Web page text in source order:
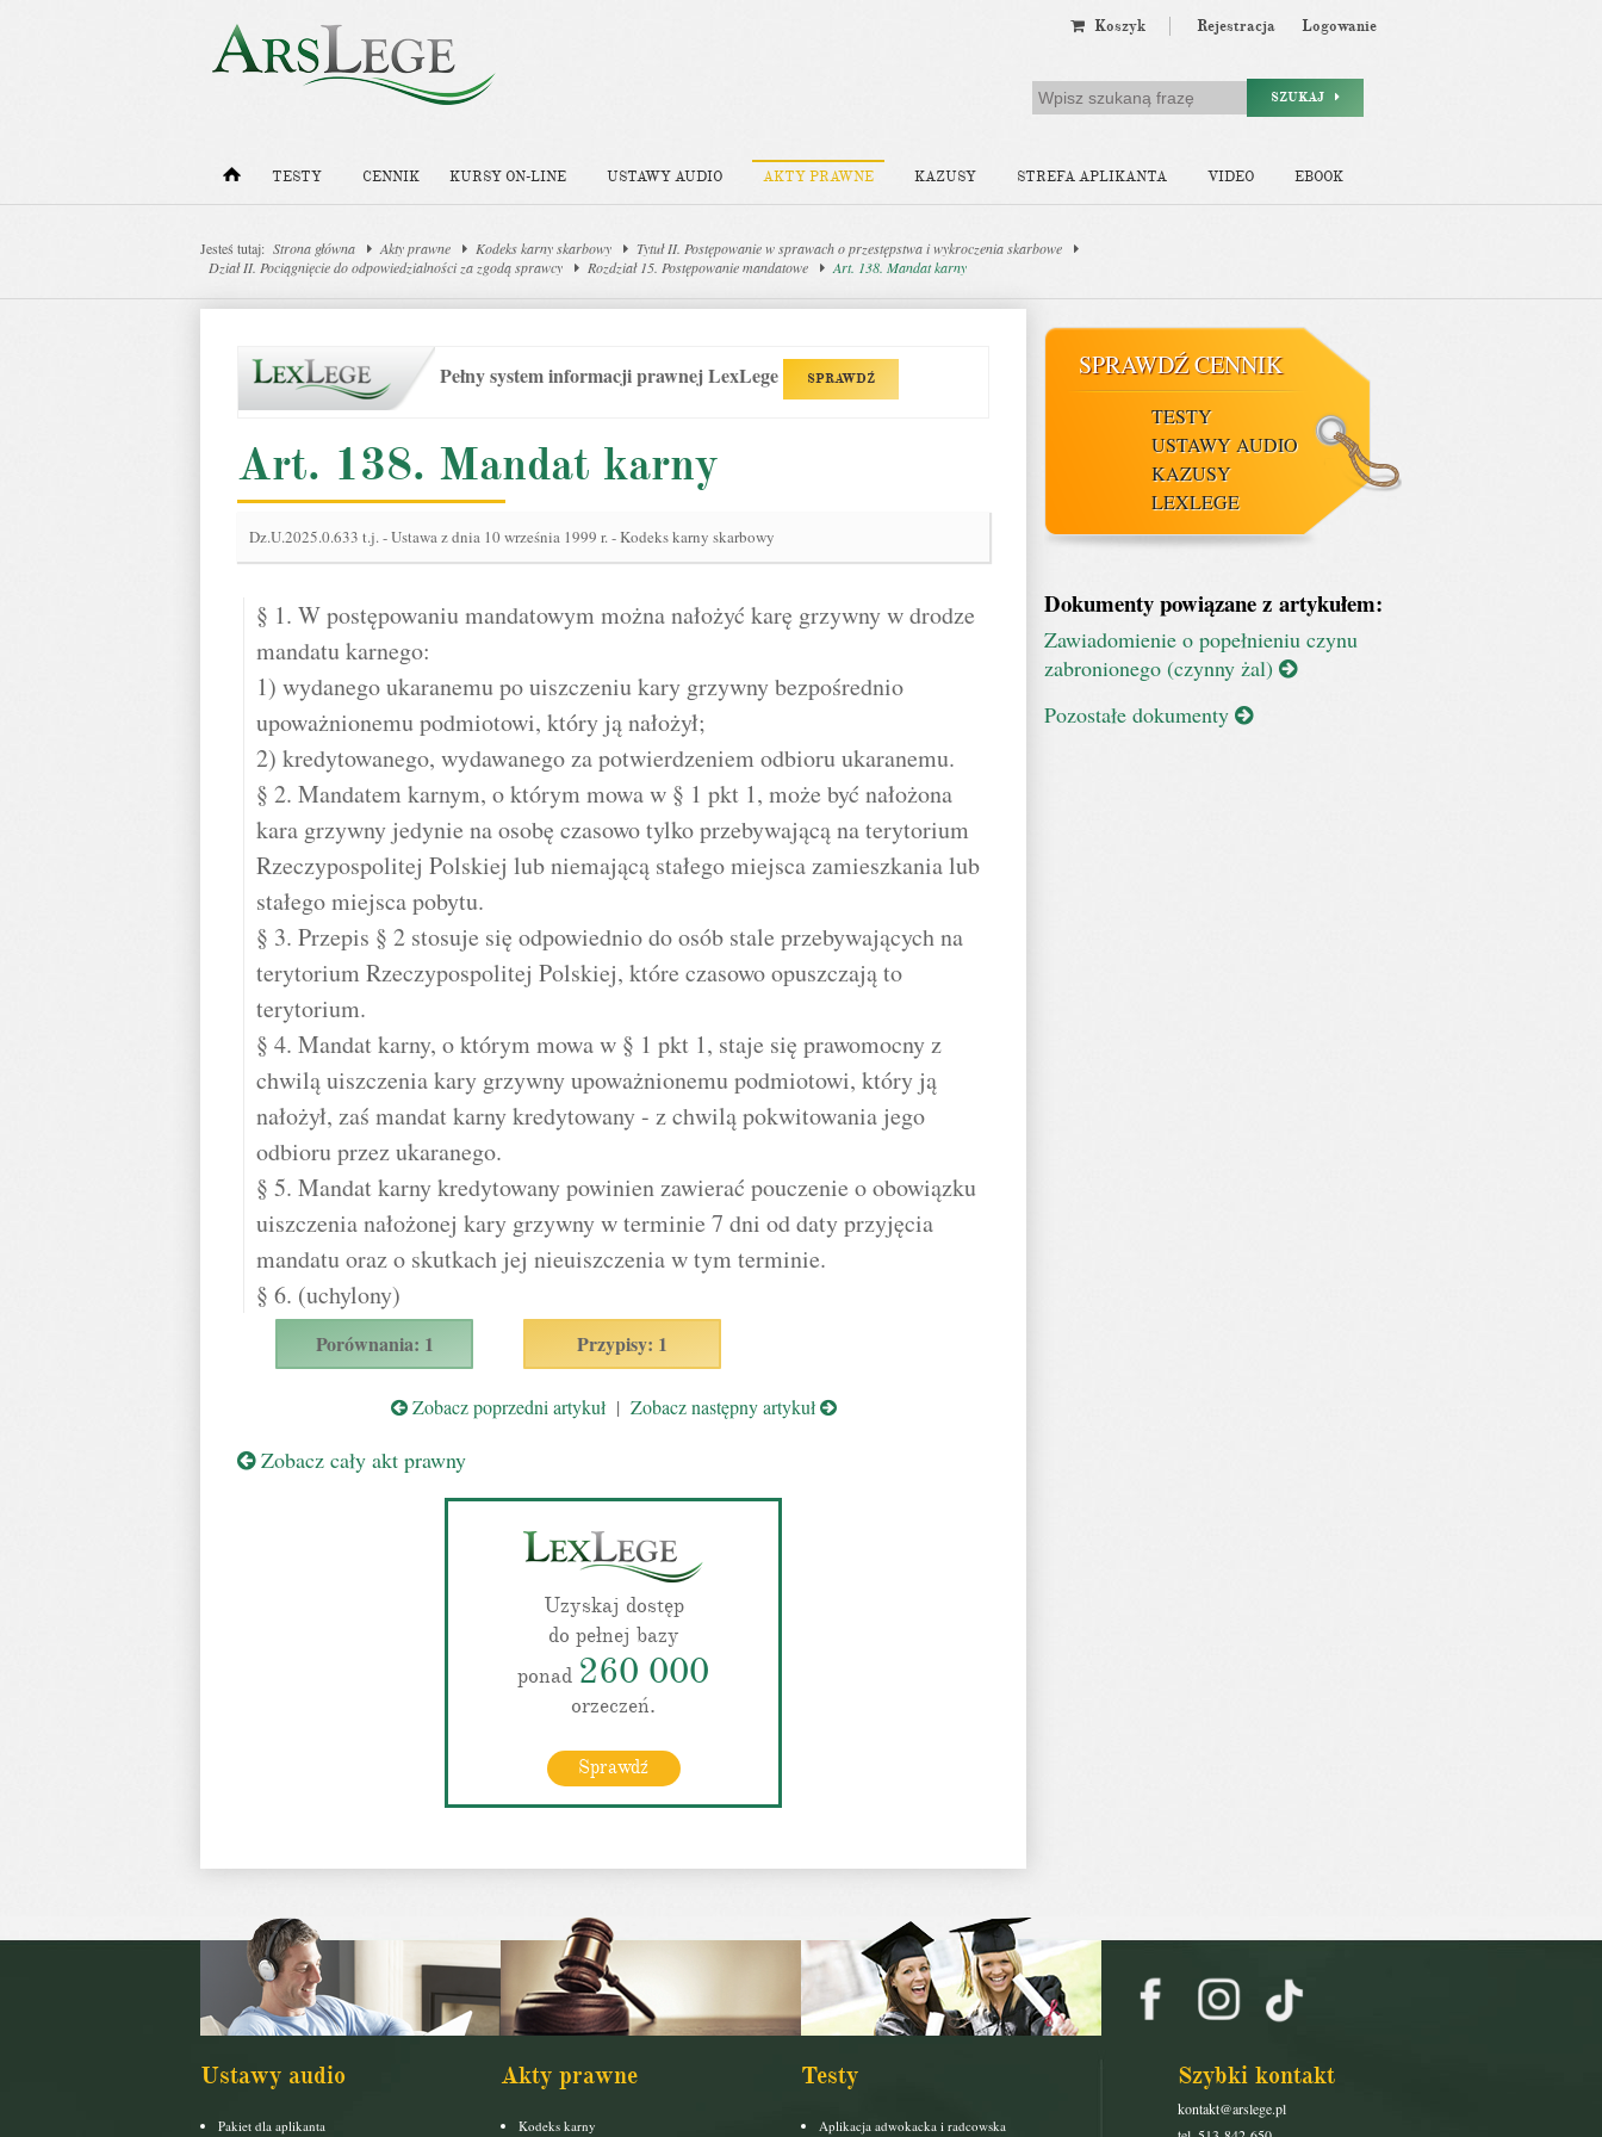
Koszyk Rejestracja Logowanie
SZUKAJ
TESTY CENNIK KURSY ON-LINE USTAWY AUDIO AKTY PRAWNE KAZUSY STREFA APLIKANTA VIDEO EBOOK
Jesteś tutaj: Strona główna Akty prawne Kodeks karny skarbowy
Tytuł II. Postępowanie w sprawach o przestępstwa i wykroczenia skarbowe
Dział II. Pociągnięcie do odpowiedzialności za zgodą sprawcy
Rozdział 15. Postępowanie mandatowe Art. 138. Mandat karny
Pełny system informacji prawnej LexLege SPRAWDŹ
Art. 138. Mandat karny
Dz.U.2025.0.633 t.j.-Ustawa z dnia 10 września 1999 r. - Kodeks karny skarbowy
§ 1. W postępowaniu mandatowym można nałożyć karę grzywny w drodze
mandatu karnego:
1) wydanego ukaranemu po uiszczeniu kary grzywny bezpośrednio
upoważnionemu podmiotowi, który ją nałożył;
2) kredytowanego, wydawanego za potwierdzeniem odbioru ukaranemu.
§ 2. Mandatem karnym, o którym mowa w § 1 pkt 1, może być nałożona
kara grzywny jedynie na osobę czasowo tylko przebywającą na terytorium
Rzeczypospolitej Polskiej lub niemającą stałego miejsca zamieszkania lub
stałego miejsca pobytu.
§ 3. Przepis § 2 stosuje się odpowiednio do osób stale przebywających na
terytorium Rzeczypospolitej Polskiej, które czasowo opuszczają to
terytorium.
§ 4. Mandat karny, o którym mowa w § 1 pkt 1, staje się prawomocny z
chwilą uiszczenia kary grzywny upoważnionemu podmiotowi, który ją
nałożył, zaś mandat karny kredytowany - z chwilą pokwitowania jego
odbioru przez ukaranego.
§ 5. Mandat karny kredytowany powinien zawierać pouczenie o obowiązku
uiszczenia nałożonej kary grzywny w terminie 7 dni od daty przyjęcia
mandatu oraz o skutkach jej nieuiszczenia w tym terminie.
§ 6. (uchylony)
Porównania: 1 Przypisy: 1
Zobacz poprzedni artykuł| Zobacz następny artykuł
Zobacz cały akt prawny
Uzyskaj dostęp
do pełnej bazy
ponad 260 000
orzeczeń.
Sprawdź
SPRAWDŹ CENNIK
TESTY
USTAWY AUDIO
KAZUSY
LEXLEGE
Dokumenty powiązane z artykułem:
Zawiadomienie o popełnieniu czynu
zabronionego (czynny żal)
Pozostałe dokumenty
Ustawy audio
Pakiet dla aplikanta
Akty prawne
Kodeks karny
Testy
Aplikacja adwokacka i radcowska
Szybki kontakt
kontakt@arslege.pl